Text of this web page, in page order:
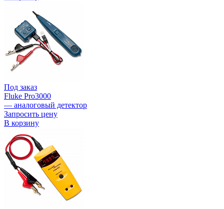
Под заказ
Fluke Pro3000
— аналоговый детектор
Запросить цену
В корзину